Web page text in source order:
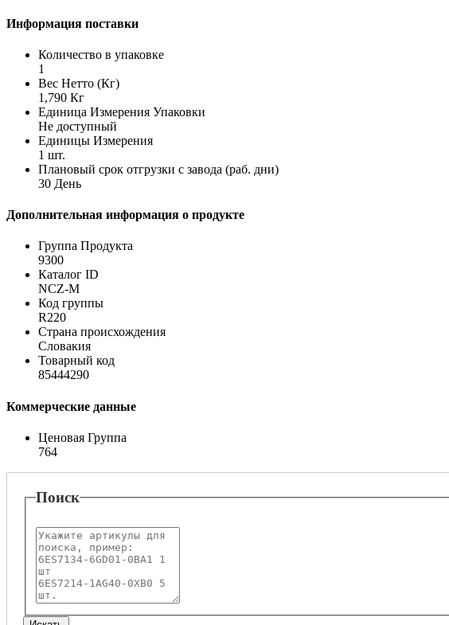
Информация поставки
Количество в упаковке
1
Вес Нетто (Кг)
1,790 Кг
Единица Измерения Упаковки
Не доступный
Единицы Измерения
1 шт.
Плановый срок отгрузки с завода (раб. дни)
30 День
Дополнительная информация о продукте
Группа Продукта
9300
Каталог ID
NCZ-M
Код группы
R220
Страна происхождения
Словакия
Товарный код
85444290
Коммерческие данные
Ценовая Группа
764
Поиск